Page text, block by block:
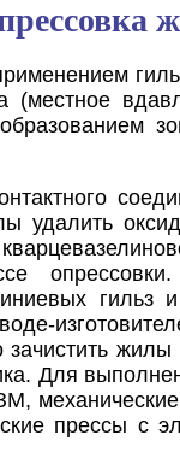
удалить
гильз
жилы
Для
прессы с